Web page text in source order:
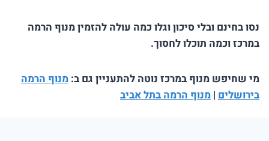
נסו בחינם ובלי סיכון וגלו כמה עולה להזמין מנוף הרמה
במרכז וכמה תוכלו לחסוך.
מי שחיפש מנוף במרכז נוטה להתעניין גם ב: מנוף הרמה
בירושלים | מנוף הרמה בתל אביב